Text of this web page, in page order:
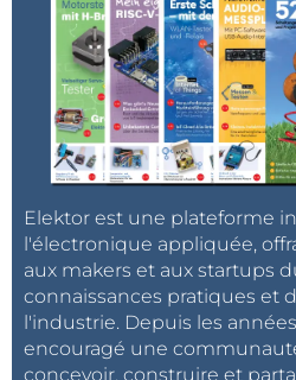
Elektor est une plateforme
l'électronique appliquée,
aux makers et aux startups
connaissances pratiques et
l'industrie. Depuis les
encouragé une
concevoir, construire et